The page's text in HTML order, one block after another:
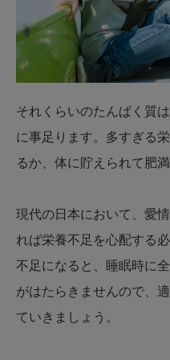
それくらいのたんぱく質
に事足ります。多すぎる
るか、体に貯えられて肥
現代の日本において、愛
れば栄養不足を心配する
不足になると、睡眠時に
がはたらきませんので、
ていきましょう。